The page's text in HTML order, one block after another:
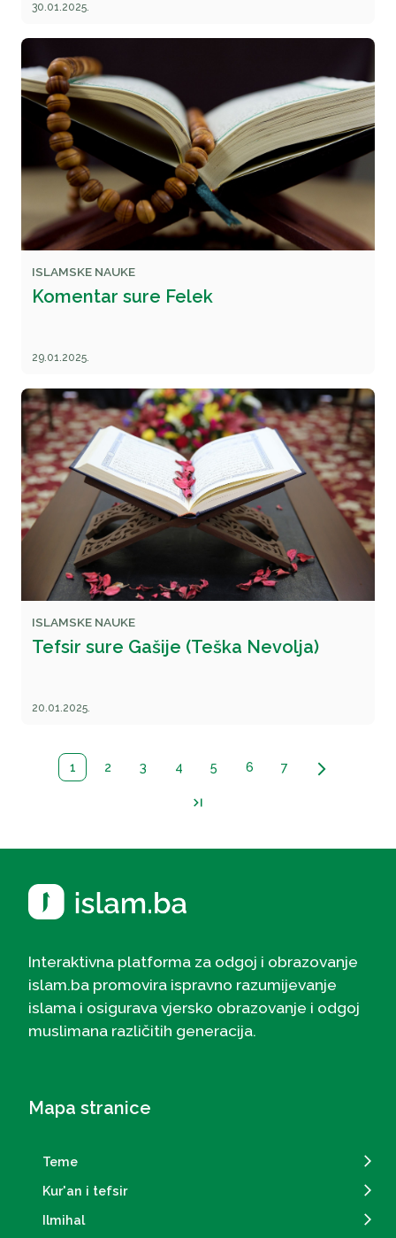
30.01.2025.
ISLAMSKE NAUKE
Komentar sure Felek
29.01.2025.
ISLAMSKE NAUKE
Tefsir sure Gašije (Teška Nevolja)
20.01.2025.
1 2 3 4 5 6 7 arrow_forward_ios
last_page
Interaktivna platforma za odgoj i obrazovanje
islam.ba promovira ispravno razumijevanje
islama i osigurava vjersko obrazovanje i odgoj
muslimana različitih generacija.
Mapa stranice
Teme
Kur'an i tefsir
Ilmihal